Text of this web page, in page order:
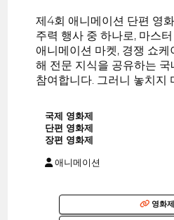
제4회 애니메이션 단편 영
주력 행사 중 하나로, 마스
애니메이션 마켓, 경쟁 쇼
해 전문 지식을 공유하는
참여합니다. 그러니 놓치지
국제 영화제
단편 영화제
장편 영화제
애니메이션
영화제